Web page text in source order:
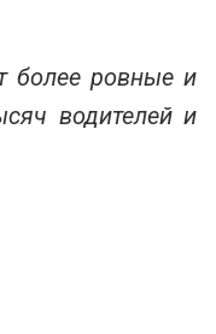
более ровные и
водителей и